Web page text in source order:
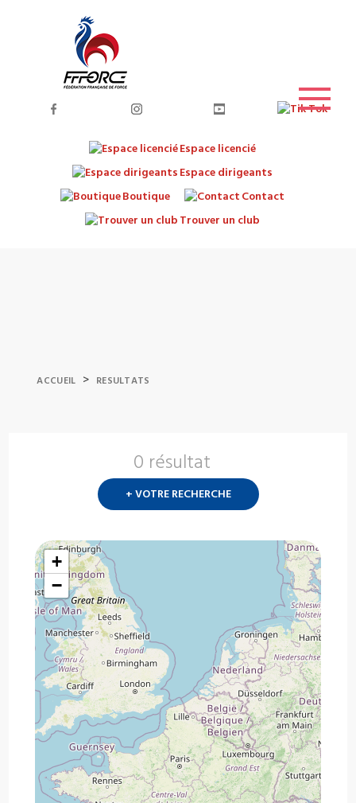
Espace licencié
Espace dirigeants
Boutique
Contact
Trouver un club
ACCUEIL > RESULTATS
0 résultat
+ VOTRE RECHERCHE
+
−